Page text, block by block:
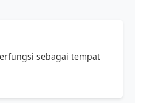
sebagai tempat